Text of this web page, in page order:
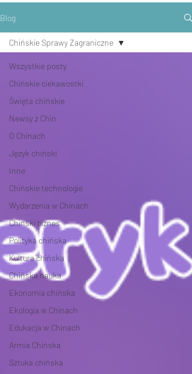
Blog
Wszystkie posty
Chińskie ciekawostki
Święta chińskie
Newsy z Chin
O Chinach
Język chiński
Inne
Chińskie technologie
Wydarzenia w Chinach
Chiński biznes
Polityka chińska
Kultura chińska
Chińska nauka
Ekonomia chińska
Ekologia w Chinach
Edukacja w Chinach
Armia Chińska
Sztuka chińska
Chińskie Sprawy Zagraniczne